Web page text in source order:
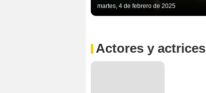
martes, 4 de febrero de 2025
Actores y actrices